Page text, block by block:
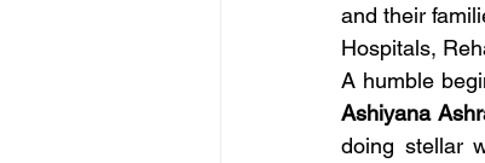
and their
Hospitals,
A humble
Ashiyana
doing stellar